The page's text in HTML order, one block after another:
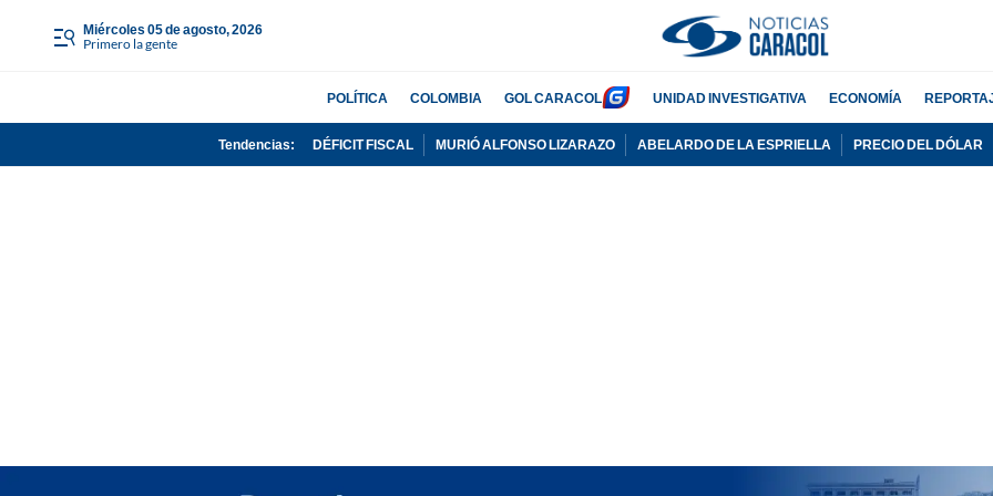
miércoles 05 de agosto, 2026
Primero la gente
POLÍTICA COLOMBIA GOL CARACOL UNIDAD INVESTIGATIVA ECONOMÍA
Tendencias: DÉFICIT FISCAL MURIÓ ALFONSO LIZARAZO ABELARDO DE LA ESPRIELLA PRECIO DEL DÓLAR